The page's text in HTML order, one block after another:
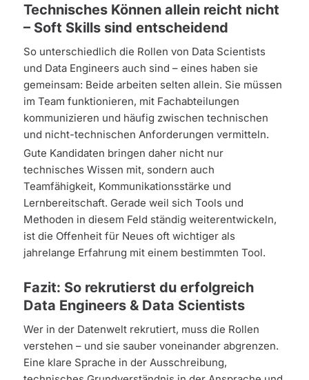
Technisches Können allein reicht nicht
– Soft Skills sind entscheidend
So unterschiedlich die Rollen von Data Scientists
und Data Engineers auch sind – eines haben sie
gemeinsam: Beide arbeiten selten allein. Sie müssen
im Team funktionieren, mit Fachabteilungen
kommunizieren und häufig zwischen technischen
und nicht-technischen Anforderungen vermitteln.
Gute Kandidaten bringen daher nicht nur
technisches Wissen mit, sondern auch
Teamfähigkeit, Kommunikationsstärke und
Lernbereitschaft. Gerade weil sich Tools und
Methoden in diesem Feld ständig weiterentwickeln,
ist die Offenheit für Neues oft wichtiger als
jahrelange Erfahrung mit einem bestimmten Tool.
Fazit: So rekrutierst du erfolgreich
Data Engineers & Data Scientists
Wer in der Datenwelt rekrutiert, muss die Rollen
verstehen – und sie sauber voneinander abgrenzen.
Eine klare Sprache in der Ausschreibung,